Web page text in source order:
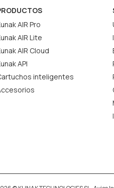
AIR Pro
AIR Lite
AIR Cloud
API
inteligentes